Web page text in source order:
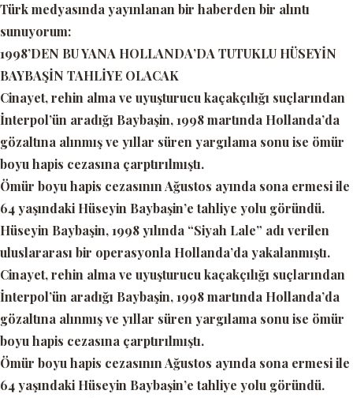
Türk medyasında yayınlanan bir haberden bir alıntı
sunuyorum:
1998’DEN BU YANA HOLLANDA’DA TUTUKLU HÜSEYİN
BAYBAŞİN TAHLİYE OLACAK
Cinayet, rehin alma ve uyuşturucu kaçakçılığı suçlarından
İnterpol’ün aradığı Baybaşin, 1998 martında Hollanda’da
gözaltına alınmış ve yıllar süren yargılama sonu ise ömür
boyu hapis cezasına çarptırılmıştı.
Ömür boyu hapis cezasının Ağustos ayında sona ermesi ile
64 yaşındaki Hüseyin Baybaşin’e tahliye yolu göründü.
Hüseyin Baybaşin, 1998 yılında “Siyah Lale” adı verilen
uluslararası bir operasyonla Hollanda’da yakalanmıştı.
Cinayet, rehin alma ve uyuşturucu kaçakçılığı suçlarından
İnterpol’ün aradığı Baybaşin, 1998 martında Hollanda’da
gözaltına alınmış ve yıllar süren yargılama sonu ise ömür
boyu hapis cezasına çarptırılmıştı.
Ömür boyu hapis cezasının Ağustos ayında sona ermesi ile
64 yaşındaki Hüseyin Baybaşin’e tahliye yolu göründü.